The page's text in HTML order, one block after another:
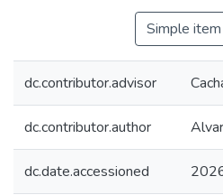
Simple
dc.contributor.advisor
dc.contributor.author
dc.date.accessioned